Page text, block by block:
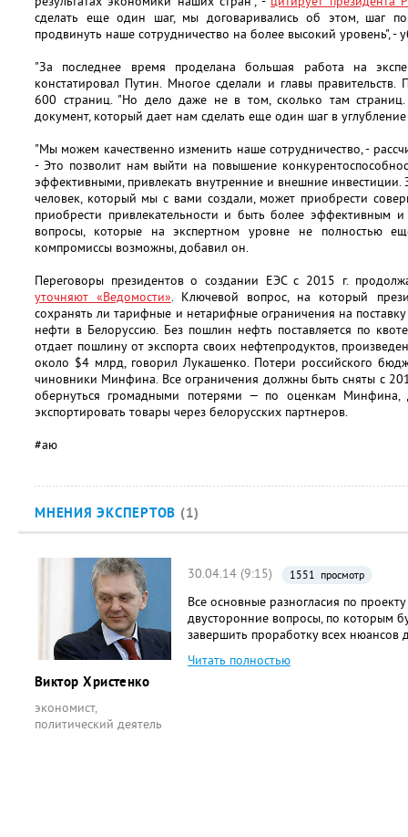
сделать еще один шаг, мы договаривались об этом, шаг по
продвинуть наше сотрудничество на более высокий уровень", -
"За последнее время проделана большая работа на
констатировал Путин. Многое сделали и главы
600 страниц. "Но дело даже не в том, сколько там
документ, который дает нам сделать еще один шаг в
"Мы можем качественно изменить наше сотрудничество, -
- Это позволит нам выйти на повышение
эффективными, привлекать внутренние и внешние
человек, который мы с вами создали, может приобрести
приобрести привлекательности и быть более эффективным
вопросы, которые на экспертном уровне не полностью
компромиссы возможны, добавил он.
Переговоры президентов о создании ЕЭС с 2015 г.
уточняют «Ведомости». Ключевой вопрос, на который
сохранять ли тарифные и нетарифные ограничения на
нефти в Белоруссию. Без пошлин нефть поставляется по
отдает пошлину от экспорта своих нефтепродуктов,
около $4 млрд, говорил Лукашенко. Потери российского
чиновники Минфина. Все ограничения должны быть сняты с
обернуться громадными потерями — по оценкам
экспортировать товары через белорусских партнеров.
#аю
МНЕНИЯ ЭКСПЕРТОВ (1)
Виктор Христенко
экономист,
политический деятель
30.04.14 (9:15) 1551 просмотр
Все основные разногласия по
двусторонние вопросы, по которым
завершить проработку всех
Читать полностью